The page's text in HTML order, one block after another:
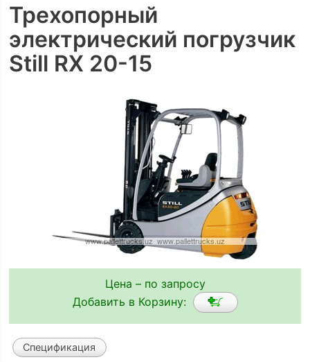
Трехопорный
электрический погрузчик
Still RX 20-15
Цена – по запросу
Добавить в Корзину:
Спецификация